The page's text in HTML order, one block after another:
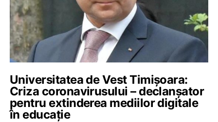
Universitatea de Vest Timișoara:
Criza coronavirusului – declanșator
pentru extinderea mediilor digitale
în educație